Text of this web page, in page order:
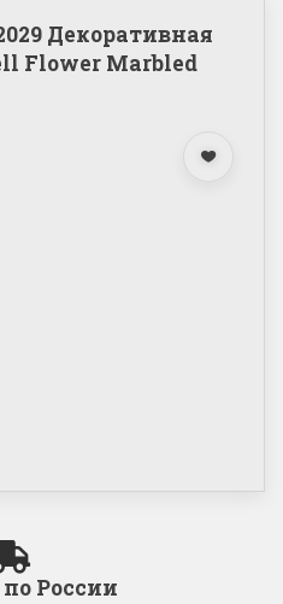
Декоративная
Flower Marbled
России